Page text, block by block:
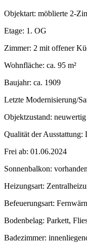
Objektart: möblierte 2-
Etage: 1. OG
Zimmer: 2 mit offener
Wohnfläche: ca. 95 m²
Baujahr: ca. 1909
Letzte Modernisierung/
Objektzustand: neuwertig
Qualität der Ausstattung:
Frei ab: 01.06.2024
Sonnenbalkon:
Heizungsart:
Befeuerungsart:
Bodenbelag: Parkett,
Badezimmer: